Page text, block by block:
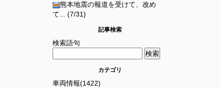
熊本地震の報道を受けて、改め
て... (7/31)
記事検索
検索語句
カテゴリ
車両情報(1422)